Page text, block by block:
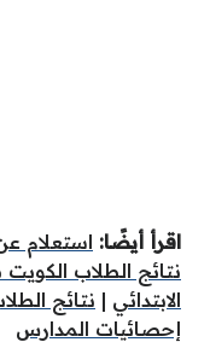
اقرأ أيضًا: استعلام
نتائج الطلاب
الابتدائي | نتائج
إحصائيات المدارس